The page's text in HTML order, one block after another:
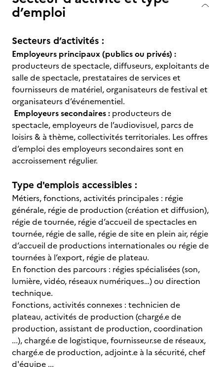
d’emploi
Secteurs d’activités :
Employeurs principaux (publics ou privés) :
producteurs de spectacle, diffuseurs, exploitants de
salle de spectacle, prestataires de services et
fournisseurs de matériel, organisateurs de festival et
organisateurs d’événementiel.
Employeurs secondaires : producteurs de
spectacle, employeurs de l’audiovisuel, parcs de
loisirs & à thème, collectivités territoriales. Les offres
d’emploi des employeurs secondaires sont en
accroissement régulier.
Type d'emplois accessibles :
Métiers, fonctions, activités principales : régie
générale, régie de production (création et diffusion),
régie de tournée, régie d’accueil de spectacles en
tournée, régie de salle, régie de site en plein air, régie
d’accueil de productions internationales ou régie de
tournées à l’export, régie de plateau.
En fonction des parcours : régies spécialisées (son,
lumière, vidéo, réseaux numériques…) ou direction
technique.
Fonctions, activités connexes : technicien de
plateau, activités de production (chargé.e de
production, assistant de production, coordination
...), chargé.e de logistique, fournisseur.se de réseaux,
chargé.e de production, adjoint.e à la sécurité, chef
d'équipe ...